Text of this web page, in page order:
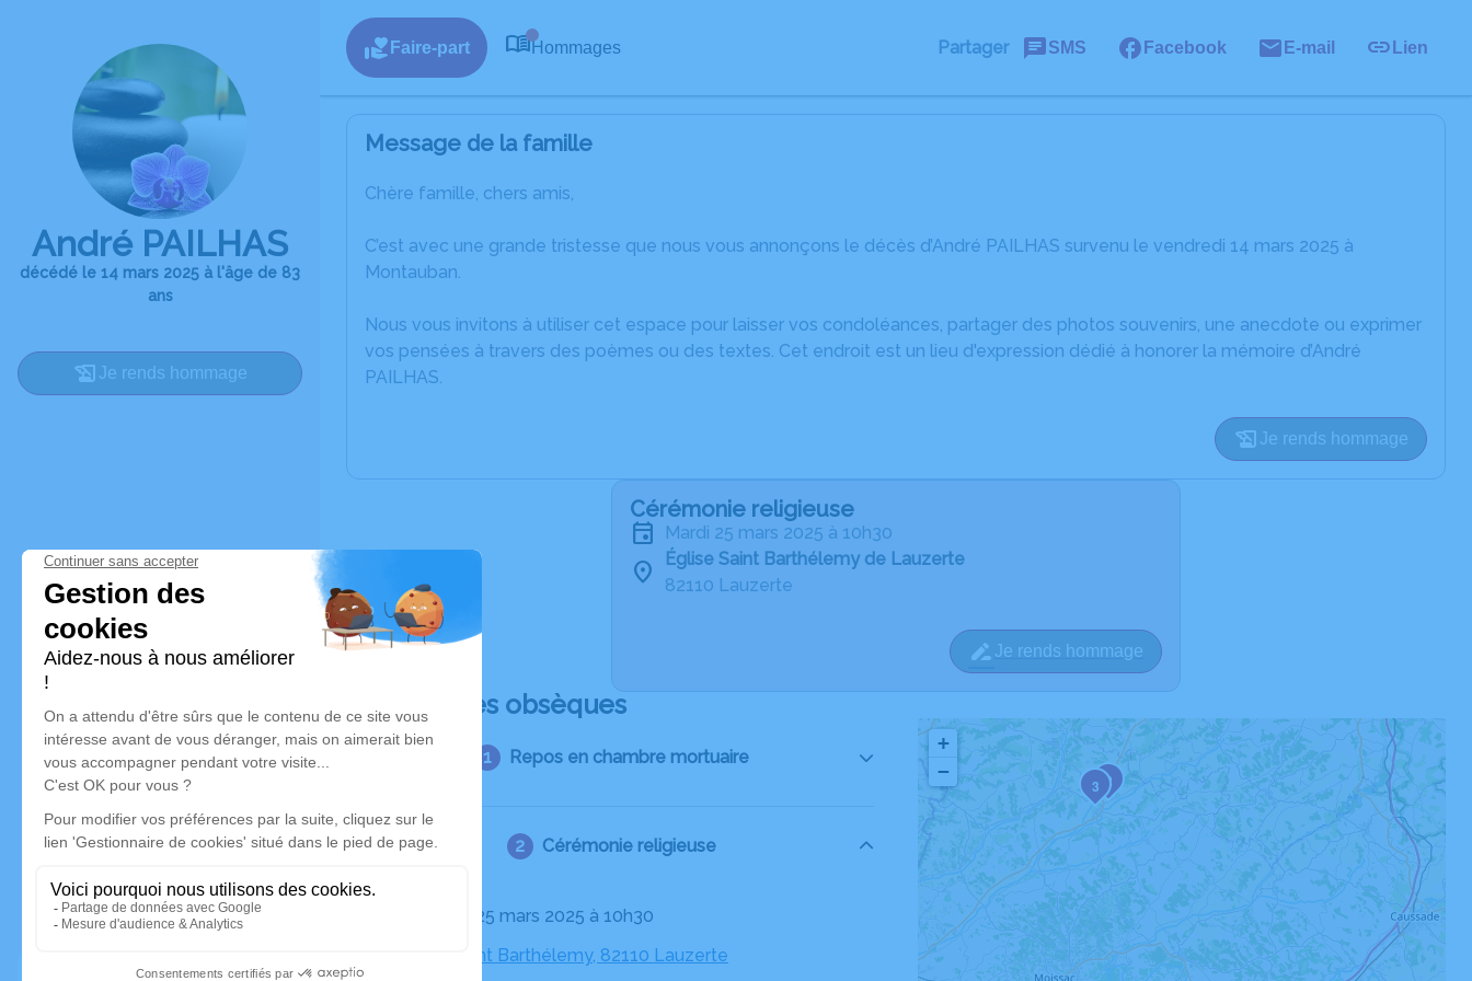
André PAILHAS
décédé le 14 mars 2025 à l'âge de 83
ans
Je rends hommage
Faire-part Hommages Partager SMS Facebook E-mail Lien
Message de la famille
Chère famille, chers amis,
C’est avec une grande tristesse que nous vous annonçons le décès d’André PAILHAS survenu le vendredi 14 mars 2025 à
Montauban.
Nous vous invitons à utiliser cet espace pour laisser vos condoléances, partager des photos souvenirs, une anecdote ou exprimer
vos pensées à travers des poèmes ou des textes. Cet endroit est un lieu d'expression dédié à honorer la mémoire d’André
PAILHAS.
Je rends hommage
Cérémonie religieuse
mardi 25 mars 2025 à 10h30
Église Saint Barthélemy de Lauzerte
82110 Lauzerte
Je rends hommage
Déroulé des obsèques
Repos en chambre mortuaire
Cérémonie religieuse
Le mardi 25 mars 2025 à 10h30
Église Saint Barthélemy, 82110 Lauzerte
2
3
+
−